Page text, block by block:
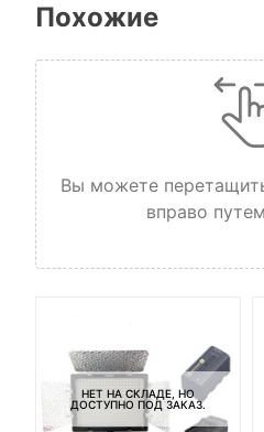
Похожие
Вы можете
вправо
НЕТ НА СКЛАДЕ, НО
ДОСТУПНО ПОД ЗАКАЗ.